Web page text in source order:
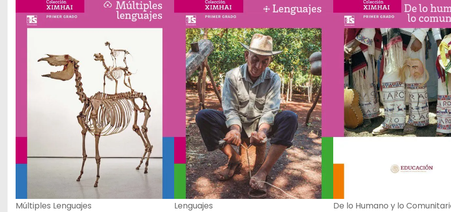
Múltiples Lenguajes Lenguajes De lo Humano y lo